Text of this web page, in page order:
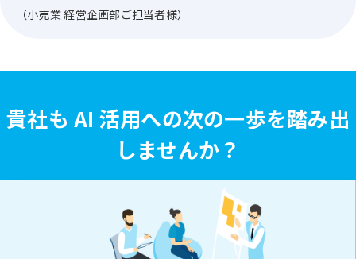
（小売業 経営企画部ご担当者様）
貴社も AI 活用への次の一歩を踏み出
しませんか？